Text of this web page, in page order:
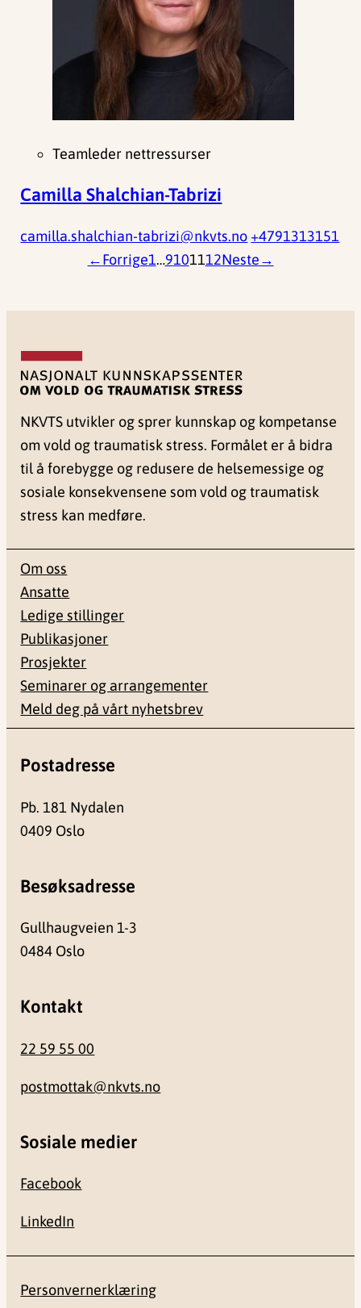
Teamleder nettressurser
Camilla Shalchian-Tabrizi
camilla.shalchian-tabrizi@nkvts.no +4791313151
←Forrige1…9101112Neste→
NKVTS utvikler og sprer kunnskap og kompetanse
om vold og traumatisk stress. Formålet er å bidra
til å forebygge og redusere de helsemessige og
sosiale konsekvensene som vold og traumatisk
stress kan medføre.
Om oss
Ansatte
Ledige stillinger
Publikasjoner
Prosjekter
Seminarer og arrangementer
Meld deg på vårt nyhetsbrev
Postadresse
Pb. 181 Nydalen
0409 Oslo
Besøksadresse
Gullhaugveien 1-3
0484 Oslo
Kontakt
22 59 55 00
postmottak@nkvts.no
Sosiale medier
Facebook
LinkedIn
Personvernerklæring